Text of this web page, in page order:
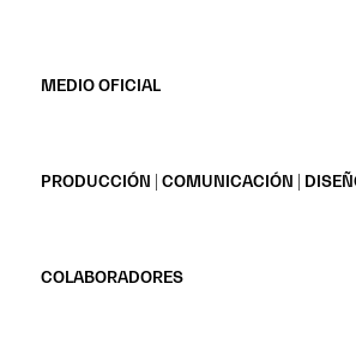
MEDIO OFICIAL
PRODUCCIÓN | COMUNICACIÓN |
COLABORADORES